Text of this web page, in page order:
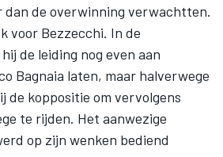
dan de overwinning verwachtten.
voor Bezzecchi. In de
de leiding nog even aan
Bagnaia laten, maar halverwege
de koppositie om vervolgens
te rijden. Het aanwezige
op zijn wenken bediend